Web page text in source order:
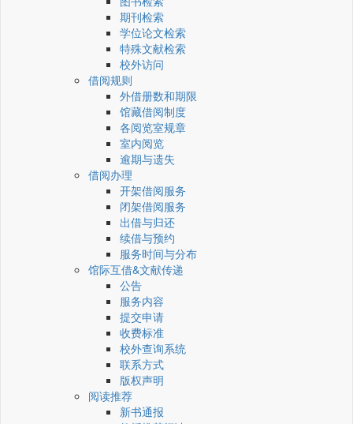
期刊检索
学位论文检索
特殊文献检索
校外访问
借阅规则
外借册数和期限
馆藏借阅制度
各阅览室规章
室内阅览
逾期与遗失
借阅办理
开架借阅服务
闭架借阅服务
出借与归还
续借与预约
服务时间与分布
馆际互借&文献传递
公告
服务内容
提交申请
收费标准
校外查询系统
联系方式
版权声明
阅读推荐
新书通报